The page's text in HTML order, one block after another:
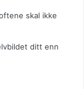
skal ikke
ditt enn